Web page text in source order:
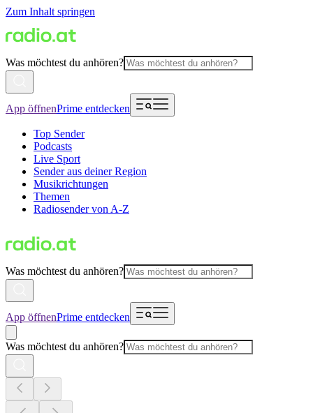
Zum Inhalt springen
Was möchtest du anhören?
App öffnenPrime entdecken
Top Sender
Podcasts
Live Sport
Sender aus deiner Region
Musikrichtungen
Themen
Radiosender von A-Z
Was möchtest du anhören?
App öffnenPrime entdecken
Was möchtest du anhören?